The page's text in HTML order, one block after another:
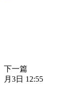
下一篇
月3日 12:55